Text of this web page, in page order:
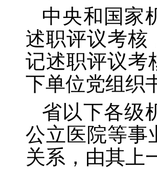
中央和国家
述职评议考核
记述职评议考
下单位党组织
省以下各级
公立医院等事
关系，由其上